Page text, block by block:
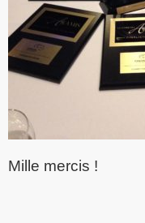
Mille mercis !